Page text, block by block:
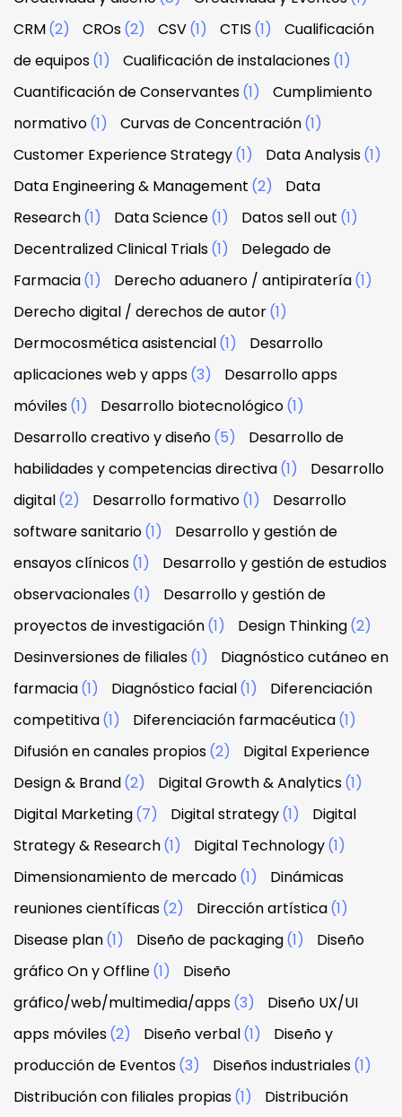
CRM(2) CROs(2) CSV(1) CTIS (1)
Cualificación
de equipos(1) Cualificación de instalaciones(1)
Cuantificación de Conservantes(1)
Cumplimiento
normativo(1) Curvas de Concentración(1)
Customer Experience Strategy(1) Data Analysis(1)
Data Engineering & Management (2)
Data
Research(1) Data Science(1) Datos sell out (1)
Decentralized Clinical Trials(1)
Delegado de
Farmacia(1) Derecho aduanero / antipiratería(1)
Derecho digital / derechos de autor(1)
Dermocosmética asistencial(1)
Desarrollo
aplicaciones web y apps(3)
Desarrollo apps
móviles(1) Desarrollo biotecnológico(1)
Desarrollo creativo y diseño(5)
Desarrollo de
habilidades y competencias directiva(1)
Desarrollo
digital(2) Desarrollo formativo(1)
Desarrollo
software sanitario(1)
Desarrollo y gestión de
ensayos clínicos(1)
Desarrollo y gestión de estudios
observacionales(1)
Desarrollo y gestión de
proyectos de investigación(1) Design Thinking(2)
Desinversiones de filiales(1)
Diagnóstico cutáneo en
farmacia(1) Diagnóstico facial(1)
Diferenciación
competitiva(1) Diferenciación farmacéutica(1)
Difusión en canales propios(2)
Digital Experience
Design & Brand(2) Digital Growth & Analytics(1)
Digital Marketing(7) Digital strategy(1)
Digital
Strategy & Research(1) Digital Technology(1)
Dimensionamiento de mercado(1)
Dinámicas
reuniones científicas(2) Dirección artística(1)
Disease plan(1) Diseño de packaging(1)
Diseño
gráfico On y Offline(1)
Diseño
gráfico/web/multimedia/apps(3)
Diseño UX/UI
apps móviles(2) Diseño verbal(1)
Diseño y
producción de Eventos(3) Diseños industriales(1)
Distribución con filiales propias(1)
Distribución